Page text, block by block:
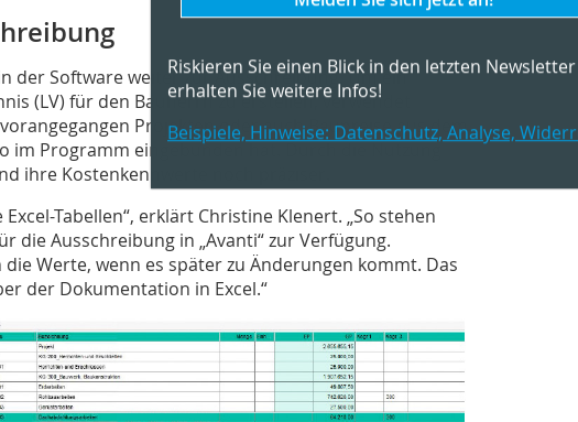
der Software weiter zur Ausschreibung. Um ein
(LV) für den Bauherrn zu erstellen, verwendet
Projekten oder auch Baupreise aus dem
im Programm eingebunden hat. Durch die Nutzung
ihre Kostenkennwerte noch präziser.
Tabellen“, erklärt Christine Klenert. „So stehen
die Ausschreibung in „Avanti“ zur Verfügung.
Werte, wenn es später zu Änderungen kommt. Das
der Dokumentation in Excel.“
erhalten Sie weitere Infos!